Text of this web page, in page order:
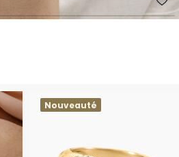
Nouveauté